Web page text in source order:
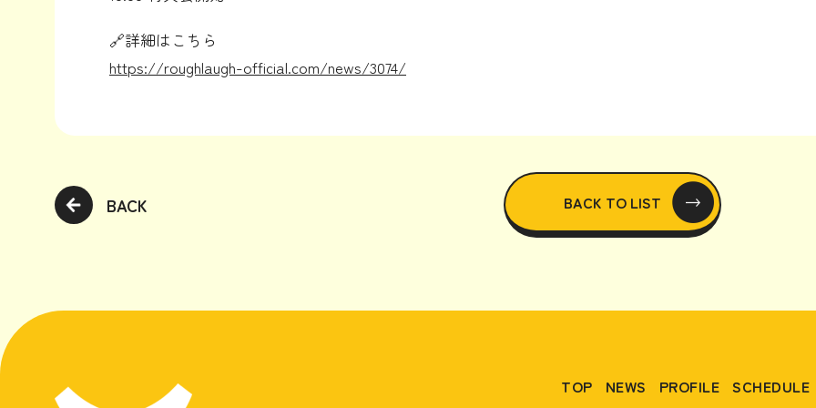
🔗詳細はこちら
https://roughlaugh-official.com/news/3074/
BACK BACK TO LIST
TOP NEWS PROFILE SCHEDULE